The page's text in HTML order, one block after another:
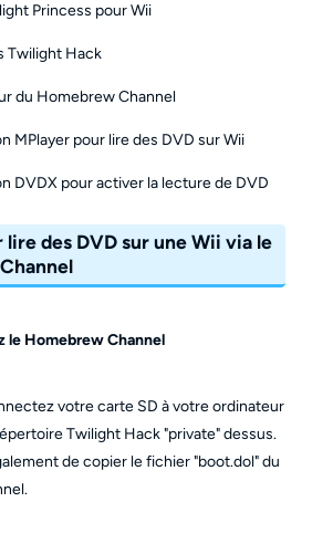
Princess pour Wii
Twilight Hack
du Homebrew Channel
MPlayer pour lire des DVD sur Wii
DVDX pour activer la lecture de DVD
lire des DVD sur une Wii via le
le Homebrew Channel
votre carte SD à votre ordinateur
Twilight Hack "private" dessus.
de copier le fichier "boot.dol" du